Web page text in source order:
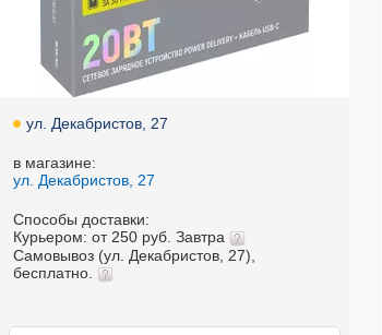
ул. Декабристов, 27
в магазине:
ул. Декабристов, 27
Способы доставки:
Курьером: от 250 руб. Завтра
Самовывоз (ул. Декабристов, 27),
бесплатно.